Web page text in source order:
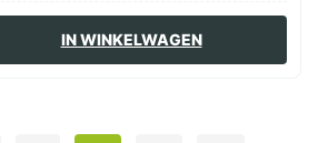
IN WINKELWAGEN